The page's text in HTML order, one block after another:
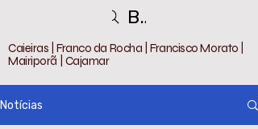
Buscar
Caieiras | Franco da Rocha | Francisco Morato |
Mairiporã | Cajamar
Notícias